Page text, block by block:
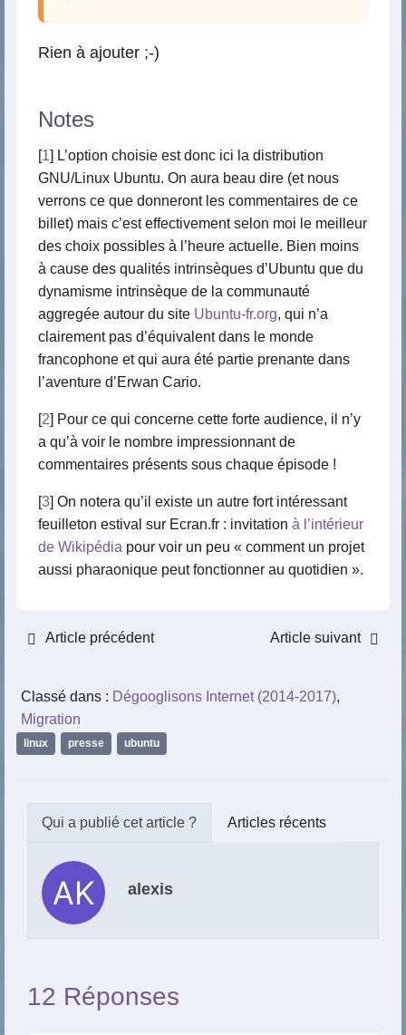
Rien à ajouter ;-)
Notes
[1] L’option choisie est donc ici la distribution
GNU/Linux Ubuntu. On aura beau dire (et nous
verrons ce que donneront les commentaires de ce
billet) mais c’est effectivement selon moi le meilleur
des choix possibles à l’heure actuelle. Bien moins
à cause des qualités intrinsèques d’Ubuntu que du
dynamisme intrinsèque de la communauté
aggregée autour du site Ubuntu-fr.org, qui n’a
clairement pas d’équivalent dans le monde
francophone et qui aura été partie prenante dans
l’aventure d’Erwan Cario.
[2] Pour ce qui concerne cette forte audience, il n’y
a qu’à voir le nombre impressionnant de
commentaires présents sous chaque épisode !
[3] On notera qu’il existe un autre fort intéressant
feuilleton estival sur Ecran.fr : invitation à l’intérieur
de Wikipédia pour voir un peu « comment un projet
aussi pharaonique peut fonctionner au quotidien ».
Article précédent Article suivant
Classé dans : Dégooglisons Internet (2014-2017),
Migration
linux presse ubuntu
Articles récents
alexis
12 Réponses